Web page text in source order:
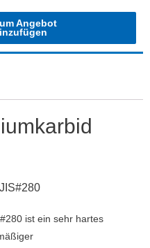
Angebot
ist ein sehr hartes